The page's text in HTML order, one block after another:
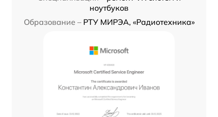
ноутбуков
Образование – РТУ МИРЭА, «Радиотехника»